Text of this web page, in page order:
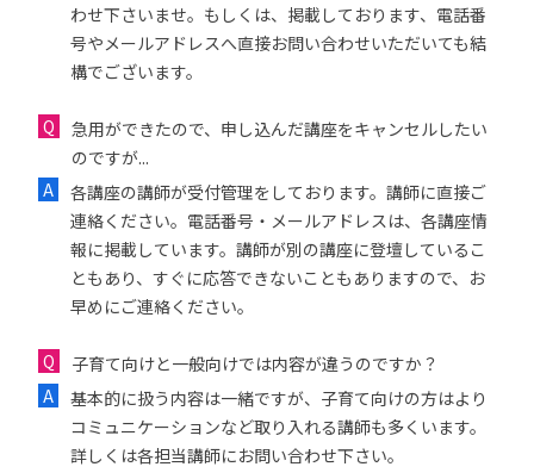
わせ下さいませ。もしくは、掲載しております、電話番
号やメールアドレスへ直接お問い合わせいただいても結
構でございます。
急用ができたので、申し込んだ講座をキャンセルしたい
のですが...
各講座の講師が受付管理をしております。講師に直接ご
連絡ください。電話番号・メールアドレスは、各講座情
報に掲載しています。講師が別の講座に登壇しているこ
ともあり、すぐに応答できないこともありますので、お
早めにご連絡ください。
子育て向けと一般向けでは内容が違うのですか？
基本的に扱う内容は一緒ですが、子育て向けの方はより
コミュニケーションなど取り入れる講師も多くいます。
詳しくは各担当講師にお問い合わせ下さい。